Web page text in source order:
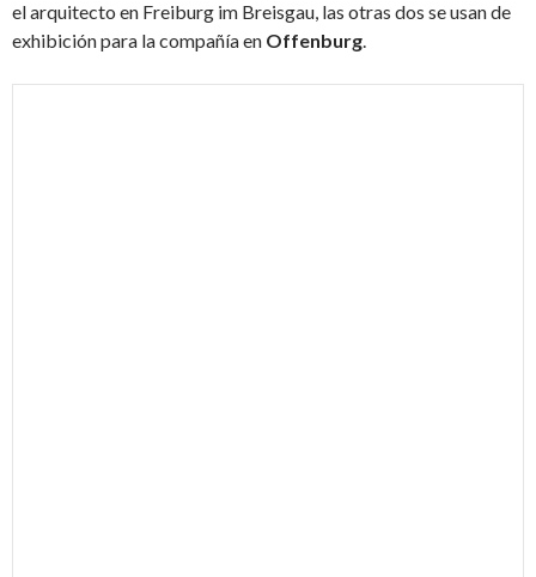
el arquitecto en Freiburg im Breisgau, las otras dos se usan de
exhibición para la compañía en Offenburg.